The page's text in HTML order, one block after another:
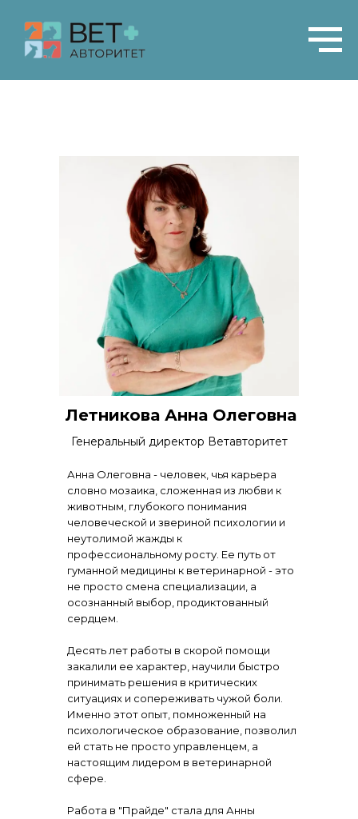
Летникова Анна Олеговна
Генеральный директор Ветавторитет
Анна Олеговна - человек, чья карьера
словно мозаика, сложенная из любви к
животным, глубокого понимания
человеческой и звериной психологии и
неутолимой жажды к
профессиональному росту. Ее путь от
гуманной медицины к ветеринарной - это
не просто смена специализации, а
осознанный выбор, продиктованный
сердцем.
Десять лет работы в скорой помощи
закалили ее характер, научили быстро
принимать решения в критических
ситуациях и сопереживать чужой боли.
Именно этот опыт, помноженный на
психологическое образование, позволил
ей стать не просто управленцем, а
настоящим лидером в ветеринарной
сфере.
Работа в "Прайде" стала для Анны